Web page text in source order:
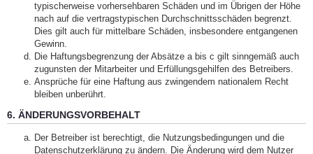
typischerweise vorhersehbaren Schäden und im Übrigen der Höhe
nach auf die vertragstypischen Durchschnittsschäden begrenzt.
Dies gilt auch für mittelbare Schäden, insbesondere entgangenen
Gewinn.
Die Haftungsbegrenzung der Absätze a bis c gilt sinngemäß auch
zugunsten der Mitarbeiter und Erfüllungsgehilfen des Betreibers.
Ansprüche für eine Haftung aus zwingendem nationalem Recht
bleiben unberührt.
6. ÄNDERUNGSVORBEHALT
Der Betreiber ist berechtigt, die Nutzungsbedingungen und die
Datenschutzerklärung zu ändern. Die Änderung wird dem Nutzer